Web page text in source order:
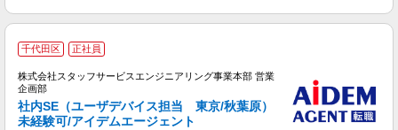
千代田区 正社員
株式会社スタッフサービスエンジニアリング事業本部 営業
企画部
社内SE（ユーザデバイス担当 東京/秋葉原）
未経験可/アイデムエージェント